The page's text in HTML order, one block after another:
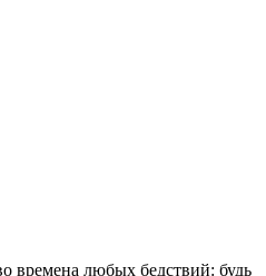
времена любых бедствий: будь